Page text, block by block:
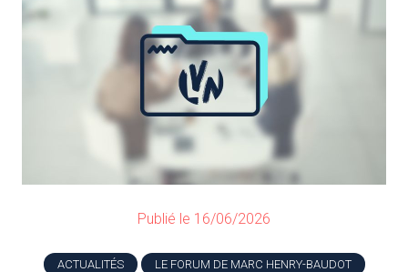
Publié le 16/06/2026
ACTUALITÉS LE FORUM DE MARC HENRY-BAUDOT